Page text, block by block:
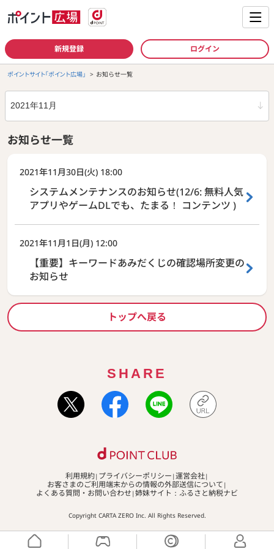
新規登録 ログイン
ポイントサイト「ポイント広場」 お知らせ一覧
年月
お知らせ一覧
2021年11月30日(火) 18:00
システムメンテナンスのお知らせ(12/6: 無料人気
アプリやゲームDLでも、たまる！ コンテンツ )
2021年11月1日(月) 12:00
【重要】キーワードあみだくじの確認場所変更の
お知らせ
トップへ戻る
SHARE
利用規約 プライバシーポリシー 運営会社
お客さまのご利用端末からの情報の外部送信について
よくある質問・お問い合わせ 姉妹サイト：ふるさと納税ナビ
Copyright CARTA ZERO Inc. All Rights Reserved.